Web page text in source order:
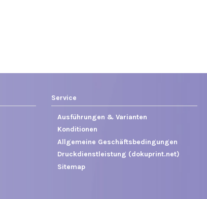
Service
Ausführungen & Varianten
Konditionen
Allgemeine Geschäftsbedingungen
Druckdienstleistung (dokuprint.net)
Sitemap